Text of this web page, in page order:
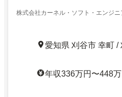
株式会社カーネル・ソフト・エンジニ
愛知県 刈谷市 幸町 /
年収336万円〜448万